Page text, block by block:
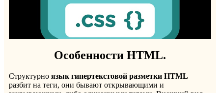
Особенности HTML.
Структурно язык гипертекстовой разметки HTML
разбит на теги, они бывают открывающими и